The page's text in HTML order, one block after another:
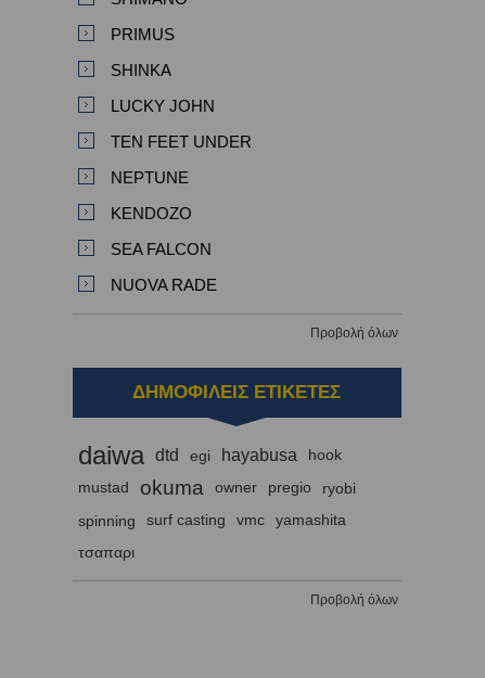
PRIMUS
SHINKA
LUCKY JOHN
TEN FEET UNDER
NEPTUNE
KENDOZO
SEA FALCON
NUOVA RADE
Προβολή όλων
ΔΗΜΟΦΙΛΕΙΣ ΕΤΙΚΕΤΕΣ
daiwa dtd egi hayabusa
hook
mustad
okuma owner pregio
ryobi
spinning
surf casting vmc
yamashita
τσαπαρι
Προβολή όλων